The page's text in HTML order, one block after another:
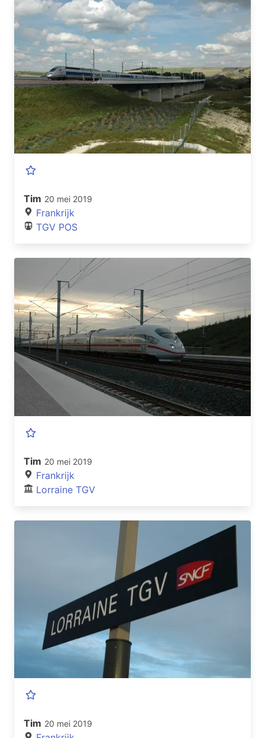
Tim 20 mei 2019
Frankrijk
TGV POS
Tim 20 mei 2019
Frankrijk
Lorraine TGV
Tim 20 mei 2019